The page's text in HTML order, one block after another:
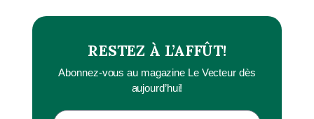
RESTEZ À L’AFFÛT!
Abonnez-vous au magazine Le Vecteur dès
aujourd’hui!